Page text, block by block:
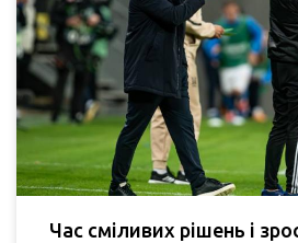
Час сміливих рішень і